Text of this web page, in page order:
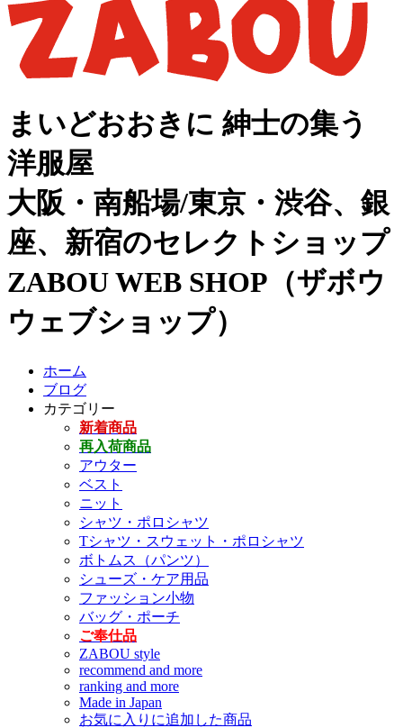
まいどおおきに 紳士の集う
洋服屋
大阪・南船場/東京・渋谷、銀
座、新宿のセレクトショップ
ZABOU WEB SHOP（ザボウ
ウェブショップ）
ホーム
ブログ
カテゴリー
新着商品
再入荷商品
アウター
ベスト
ニット
シャツ・ポロシャツ
Tシャツ・スウェット・ポロシャツ
ボトムス（パンツ）
シューズ・ケア用品
ファッション小物
バッグ・ポーチ
ご奉仕品
ZABOU style
recommend and more
ranking and more
Made in Japan
お気に入りに追加した商品